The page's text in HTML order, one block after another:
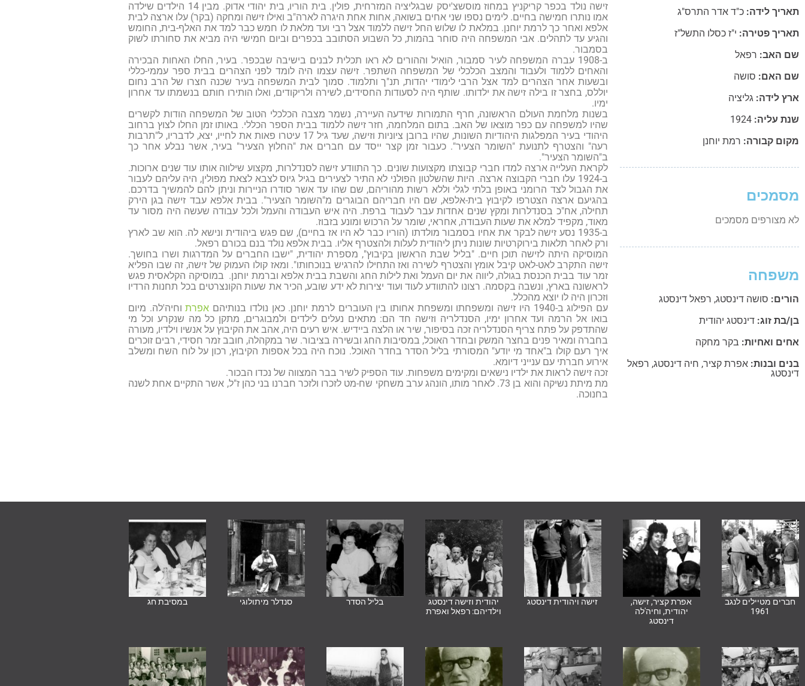
תאריך לידה: כ"ד אדר התרס"ג
תאריך פטירה: י"ז כסלו התשל"ז
שם האב: רפאל
שם האם: סושה
ארץ לידה: גליציה
שנת עליה: 1924
מקום קבורה: רמת יוחנן
מסמכים
לא מצורפים מסמכים
משפחה
הורים: סושה דינסטג, רפאל דינסטג
בן/בת זוג: דינסטג יהודית
אחים ואחיות: בקר מחקה
בנים ובנות: אפרת קציר, חיה דינסטג, רפאל
דינסטג
זישה נולד בכפר קריקניץ במחוז מוסשצ'יסק שבגליציה המזרחית, פולין. בית הוריו, בית יהודי אדוק. מבין 14 הילדים שילדה
אמו נותרו חמישה בחיים. לימים נספו שני אחים בשואה, אחות אחת היגרה לארה"ב ואילו זישה ומחקה (בקר) עלו ארצה לבית
אלפא ואחר כך לרמת יוחנן. במלאת לו שלוש החל זישה ללמוד אצל רבי ועד מלאת לו חמש כבר למד את האלף-בית, החומש
והגיע עד לתהלים. אבי המשפחה היה סוחר בהמות, כל השבוע הסתובב בכפרים וביום חמישי היה מביא את סחורתו לשוק
בסמבור.
ב-1908 עברה המשפחה לעיר סמבור, הואיל וההורים לא ראו תכלית לבנים בישיבה שבכפר. בעיר, החלו האחות הבכירה
והאחים ללמוד ולעבוד והמצב הכלכלי של המשפחה השתפר. זישה עצמו היה לומד לפני הצהרים בבית ספר עממי-כללי
ובשעות אחר הצהרים למד אצל הרבי לימודי יהדות, תנ"ך ותלמוד. סמוך לבית המשפחה בעיר שכנה חצרו של הרב נחום
יוללס, בחצר זו בילה זישה את ילדותו. שותף היה לסעודות החסידים, לשירה ולריקודים, ואלו הותירו חותם בנשמתו עד אחרון
ימיו.
בשנות מלחמת העולם הראשונה, חרף התמורות שידעה העיירה, נשמר מצבה הכלכלי הטוב של המשפחה הודות לקשרים
שהיו למשפחה עם כפר מוצאו של האב. בתום המלחמה, חזר זישה ללמוד בבית הספר הכללי. באותו זמן החלו לצוץ ברחוב
היהודי בעיר המפלגות היהודיות השונות, שהיו ברובן ציוניות וזישה, שעד גיל 17 עיטרו פאות את לחייו, יצא, לדבריו, ל"תרבות
רעה" והצטרף לתנועת "השומר הצעיר". כעבור זמן קצר ייסד עם חברים את "החלוץ הצעיר" בעיר, אשר נבלע אחר כך
ב"השומר הצעיר".
לקראת העלייה ארצה למדו חברי קבוצתו מקצועות שונים. כך התוודע זישה לסנדלרות, מקצוע שילווה אותו עוד שנים ארוכות.
ב-1924 עלו חברי הקבוצה ארצה. היות שהשלטון הפולני לא התיר לצעירים בגיל גיוס לצבא לצאת מפולין, היה עליהם לעבור
את הגבול לצד הרומני באופן בלתי לגלי וללא רשות מהוריהם, שם שהו עד אשר סודרו הניירות וניתן להם להמשיך בדרכם.
בהגיעם ארצה הצטרפו לקיבוץ בית-אלפא, שם היו חבריהם הבוגרים מ"השומר הצעיר". בבית אלפא עבד זישה בגן הירק
תחילה, אח"כ בסנדלרות ומקץ שנים אחדות עבר לעבוד ברפת. היה איש העבודה והעמל ולכל עבודה שעשה היה מסור עד
מאוד, מקפיד למלא את שעות העבודה, אחראי, שומר על הרכוש ומונע בזבוז.
ב-1935 נסע זישה לבקר את אחיו בסמבור מולדתו (הוריו כבר לא היו אז בחיים), שם פגש ביהודית ונישא לה. הוא שב לארץ
ורק לאחר תלאות בירוקרטיות שונות ניתן ליהודית לעלות ולהצטרף אליו. בבית אלפא נולד בנם בכורם רפאל.
המוסיקה היתה לזישה תוכן חיים. "בליל שבת הראשון בקיבוץ", מספרת יהודית, "ישבו החברים על המדרגות ושרו בחושך.
זישה התקרב לאט-לאט קיבל אומץ והצטרף לשירה ואז התחילו להרגיש בנוכחותו". ומאז קולו העמוק של זישה, זה שבו הפליא
זמר עוד בבית הכנסת בגולה, ליווה את יום העמל ואת לילות החג והשבת בבית אלפא וברמת יוחנן. במוסיקה הקלאסית פגש
לראשונה בארץ, ונשבה בקסמה. רצונו להתוודע לעוד ועוד יצירות לא ידע שובע, הכיר את שעות הקונצרטים בכל תחנות הרדיו
וזכרון היה לו יוצא מהכלל.
עם הפילוג ב-1940 היו זישה ומשפחתו ומשפחת אחותו בין העוברים לרמת יוחנן. כאן נולדו בנותיהם
אפרתוחיה'לה. מיום
בואו אל הרמה ועד אחרון ימיו, הסנדלריה וזישה חד הם: מתאים נעלים לילדים ולמבוגרים, מתקן כל מה שנקרע וכל מי
שהתדפק על פתח צריף הסנדלריה זכה בסיפור, שיר או הלצה ביידיש. איש רעים היה, אהב את הקיבוץ על אנשיו וילדיו, מעורה
בחברה ומאיר פנים בחצר המשק ובחדר האוכל, במסיבות החג ובשירה בציבור. שר במקהלה, חובב זמר חסידי, רבים זוכרים
איך רעם קולו ב"אחד מי יודע" המסורתי בליל הסדר בחדר האוכל. נוכח היה בכל אספות הקיבוץ, רכון על לוח השח ומשלב
אירוע חברתי עם ענייני דיומא.
זכה זישה לראות את ילדיו נישאים ומקימים משפחות. עוד הספיק לשיר בבר המצווה של נכדו הבכור.
מת מיתת נשיקה והוא בן 73. לאחר מותו, הונהג ערב משחקי שח-מט לזכרו ולזכר חברנו בני כהן ז"ל, אשר התקיים אחת לשנה
בחנוכה.
חברים מטיילים לנגב
1961
אפרת קציר, זישה,
יהודית, וחיה'לה
דינסטג
זישה ויהודית דינסטג
יהודית וזישה דינסטג
וילדיהם: רפאל ואפרת
בליל הסדר סנדלר מיתולוגי במסיבת חג